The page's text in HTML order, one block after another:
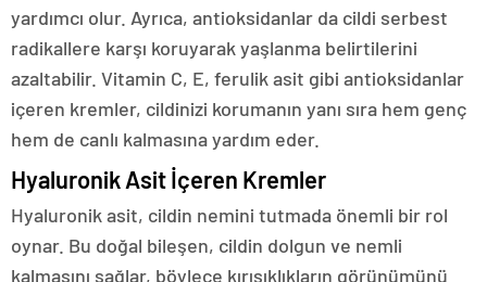
yardımcı olur. Ayrıca, antioksidanlar da cildi serbest
radikallere karşı koruyarak yaşlanma belirtilerini
azaltabilir. Vitamin C, E, ferulik asit gibi antioksidanlar
içeren kremler, cildinizi korumanın yanı sıra hem genç
hem de canlı kalmasına yardım eder.
Hyaluronik Asit İçeren Kremler
Hyaluronik asit, cildin nemini tutmada önemli bir rol
oynar. Bu doğal bileşen, cildin dolgun ve nemli
kalmasını sağlar, böylece kırışıklıkların görünümünü